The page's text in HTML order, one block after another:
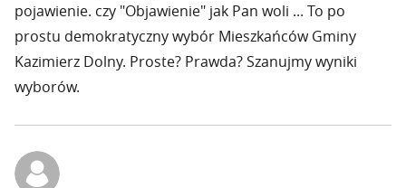
pojawienie. czy "Objawienie" jak Pan woli ... To po
prostu demokratyczny wybór Mieszkańców Gminy
Kazimierz Dolny. Proste? Prawda? Szanujmy wyniki
wyborów.